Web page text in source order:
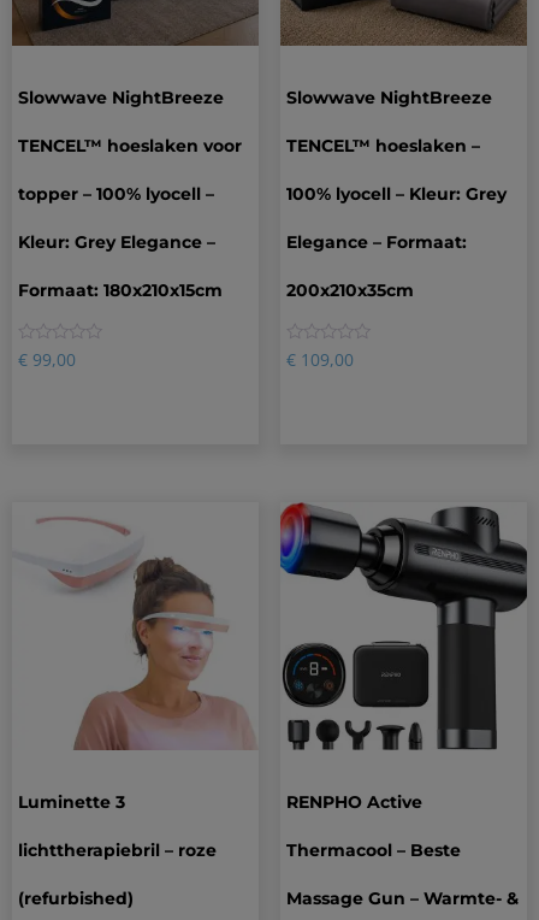
Slowwave NightBreeze
TENCEL™ hoeslaken voor
topper – 100% lyocell –
Kleur: Grey Elegance –
Formaat: 180x210x15cm
0
€ 99,00
Slowwave NightBreeze
TENCEL™ hoeslaken –
100% lyocell – Kleur: Grey
Elegance – Formaat:
200x210x35cm
0
€109,00
Luminette 3
lichttherapiebril – roze
(refurbished)
RENPHO Active
Thermacool – Beste
Massage Gun – Warmte- &